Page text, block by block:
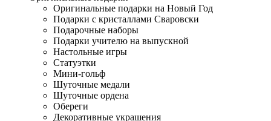
Оригинальные подарки на Новый Год
Подарки с кристаллами Сваровски
Подарочные наборы
Подарки учителю на выпускной
Настольные игры
Статуэтки
Мини-гольф
Шуточные медали
Шуточные ордена
Обереги
Декоративные украшения